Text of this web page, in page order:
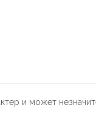
и может